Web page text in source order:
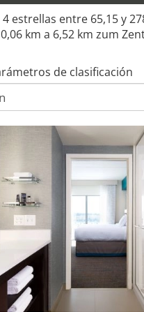
estrellas entre 65,15 y
km a 6,52 km zum
de clasificación